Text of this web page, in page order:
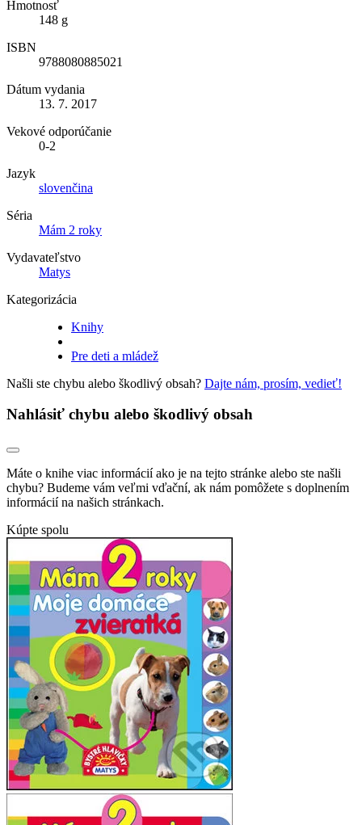
Hmotnosť
148 g
ISBN
9788080885021
Dátum vydania
13. 7. 2017
Vekové odporúčanie
0-2
Jazyk
slovenčina
Séria
Mám 2 roky
Vydavateľstvo
Matys
Kategorizácia
Knihy
Pre deti a mládež
Našli ste chybu alebo škodlivý obsah? Dajte nám, prosím, vedieť!
Nahlásiť chybu alebo škodlivý obsah
Máte o knihe viac informácií ako je na tejto stránke alebo ste našli
chybu? Budeme vám veľmi vďační, ak nám pomôžete s doplnením
informácií na našich stránkach.
Kúpte spolu